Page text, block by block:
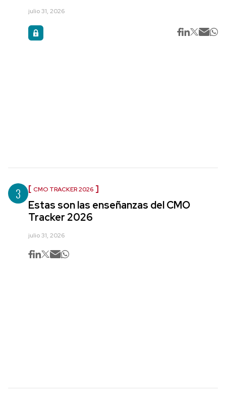
julio 31, 2026
3 CMO TRACKER 2026
Estas son las enseñanzas del CMO
Tracker 2026
julio 31, 2026